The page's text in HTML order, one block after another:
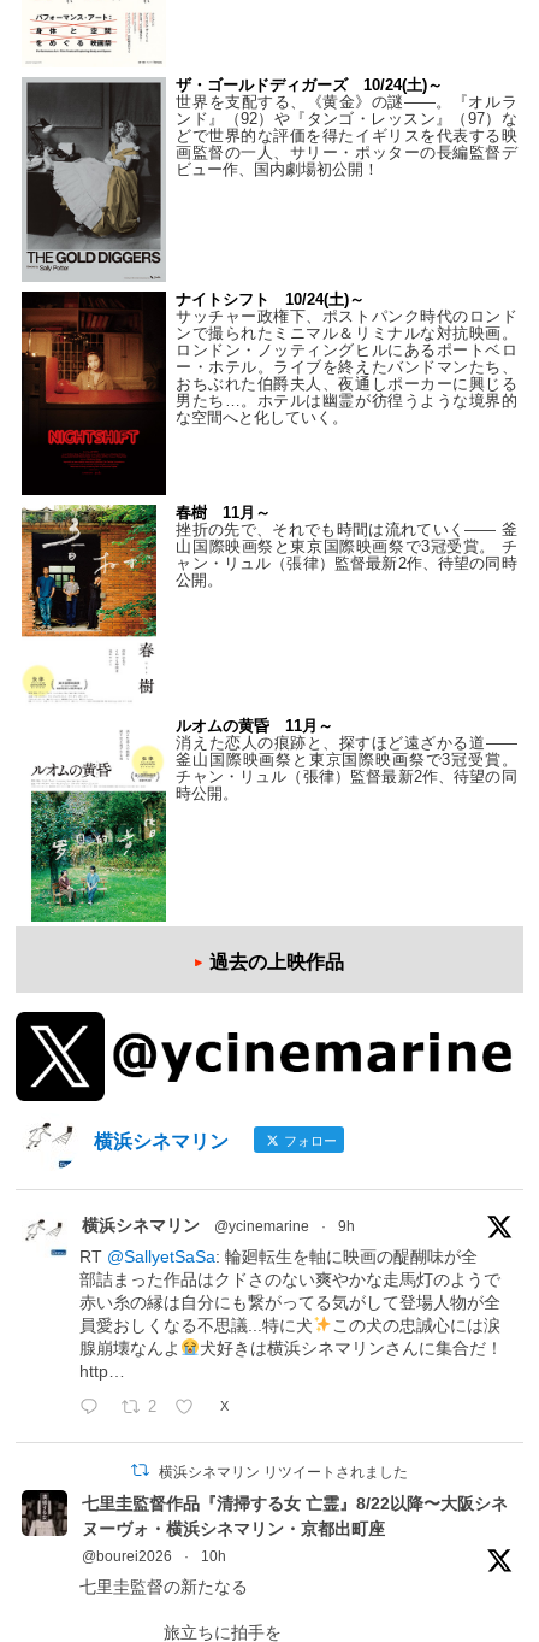
ザ・ゴールドディガーズ 10/24(土)～
世界を支配する、《黄金》の謎――。『オルラ
ンド』（92）や『タンゴ・レッスン』（97）な
どで世界的な評価を得たイギリスを代表する映
画監督の一人、サリー・ポッターの長編監督デ
ビュー作、国内劇場初公開！
ナイトシフト 10/24(土)～
サッチャー政権下、ポストパンク時代のロンド
ンで撮られたミニマル＆リミナルな対抗映画。
ロンドン・ノッティングヒルにあるポートベロ
ー・ホテル。ライブを終えたバンドマンたち、
おちぶれた伯爵夫人、夜通しポーカーに興じる
男たち…。ホテルは幽霊が彷徨うような境界的
な空間へと化していく。
春樹 11月～
挫折の先で、それでも時間は流れていく—— 釜
山国際映画祭と東京国際映画祭で3冠受賞。 チ
ャン・リュル（張律）監督最新2作、待望の同時
公開。
ルオムの黄昏 11月～
消えた恋人の痕跡と、探すほど遠ざかる道——
釜山国際映画祭と東京国際映画祭で3冠受賞。
チャン・リュル（張律）監督最新2作、待望の同
時公開。
過去の上映作品
横浜シネマリン フォロー
横浜シネマリン @ycinemarine · 9h
RT @SallyetSaSa: 輪廻転生を軸に映画の醍醐味が全
部詰まった作品はクドさのない爽やかな走馬灯のようで
赤い糸の縁は自分にも繋がってる気がして登場人物が全
員愛おしくなる不思議...特に犬
この犬の忠誠心には涙
腺崩壊なんよ
犬好きは横浜シネマリンさんに集合だ！
http…
2 X
横浜シネマリン リツイートされました
七里圭監督作品『清掃する女 亡霊』8/22以降〜大阪シネ
ヌーヴォ・横浜シネマリン・京都出町座
@bourei2026 · 10h
七里圭監督の新たなる
旅立ちに拍手を